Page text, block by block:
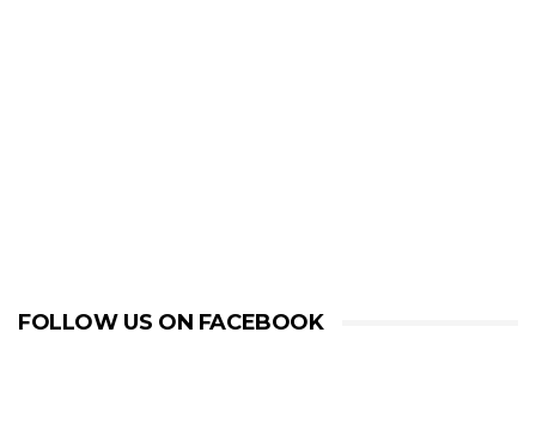
FOLLOW US ON FACEBOOK